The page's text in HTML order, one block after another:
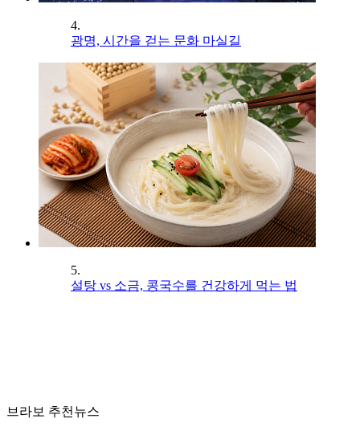
4.
광명, 시간을 걷는 문화 마실길
5.
설탕 vs 소금, 콩국수를 건강하게 먹는 법
브라보 추천뉴스